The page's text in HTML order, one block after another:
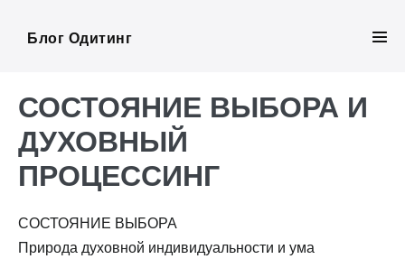
Блог Одитинг
СОСТОЯНИЕ ВЫБОРА И
ДУХОВНЫЙ
ПРОЦЕССИНГ
СОСТОЯНИЕ ВЫБОРА
Природа духовной индивидуальности и ума